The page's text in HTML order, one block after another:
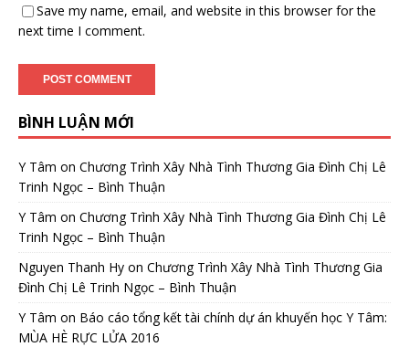
Save my name, email, and website in this browser for the
next time I comment.
BÌNH LUẬN MỚI
Y Tâm on Chương Trình Xây Nhà Tình Thương Gia Đình Chị Lê
Trinh Ngọc – Bình Thuận
Y Tâm on Chương Trình Xây Nhà Tình Thương Gia Đình Chị Lê
Trinh Ngọc – Bình Thuận
Nguyen Thanh Hy on Chương Trình Xây Nhà Tình Thương Gia
Đình Chị Lê Trinh Ngọc – Bình Thuận
Y Tâm on Báo cáo tổng kết tài chính dự án khuyến học Y Tâm:
MÙA HÈ RỰC LỬA 2016